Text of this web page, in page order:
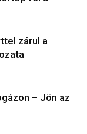
zárul a
– Jön az